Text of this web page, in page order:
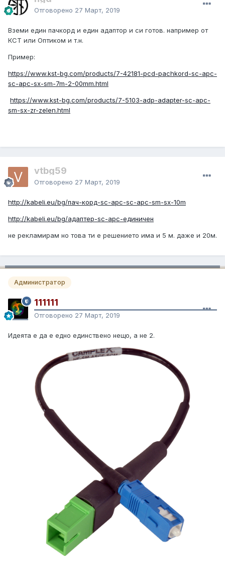
Отговорено 27 Март, 2019
Вземи един пачкорд и един адаптор и си готов. например от
КСТ или Оптиком и т.н.
Пример:
https://www.kst-bg.com/products/7-42181-pcd-pachkord-sc-apc-
sc-apc-sx-sm-7m-2-00mm.html
https://www.kst-bg.com/products/7-5103-adp-adapter-sc-apc-
sm-sx-zr-zelen.html
vtbg59
Отговорено 27 Март, 2019
http://kabeli.eu/bg/пач-корд-sc-аpc-sc-apc-sm-sx-10m
http://kabeli.eu/bg/адаптер-sc-apc-единичен
не рекламирам но това ти е решението има и 5 м. даже и 20м.
Администратор
111111
Отговорено 27 Март, 2019
Идеята е да е едно единствено нещо, а не 2.